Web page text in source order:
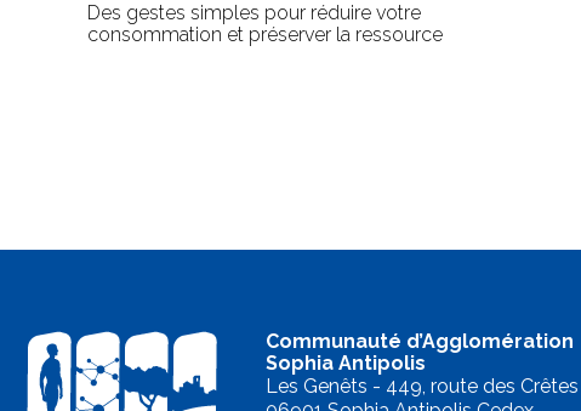
Des gestes simples pour réduire votre
consommation et préserver la ressource
Communauté d’Agglomération
Sophia Antipolis
Les Genêts - 449, route des Crêtes